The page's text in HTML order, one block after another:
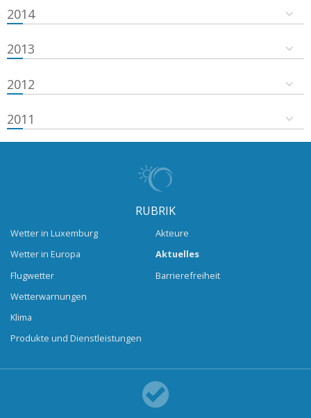
2014
2013
2012
2011
RUBRIK
Wetter in Luxemburg
Wetter in Europa
Flugwetter
Wetterwarnungen
Klima
Produkte und Dienstleistungen
Akteure
Aktuelles
Barrierefreiheit